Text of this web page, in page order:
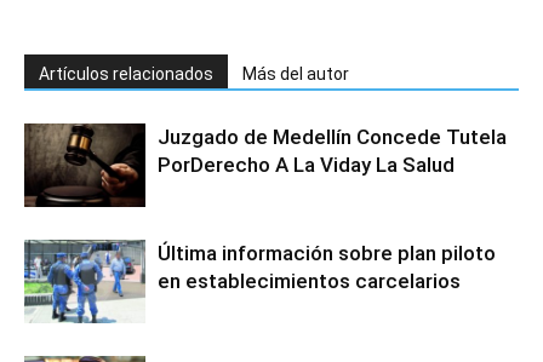
Artículos relacionados Más del autor
Juzgado de Medellín Concede Tutela
PorDerecho A La Viday La Salud
Última información sobre plan piloto
en establecimientos carcelarios